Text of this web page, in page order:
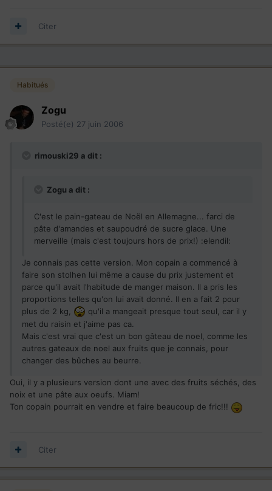
Citer
Habitués
Zogu
Posté(e) 27 juin 2006
rimouski29 a dit :
Zogu a dit :
C'est le pain-gateau de Noël en Allemagne... farci de
pâte d'amandes et saupoudré de sucre glace. Une
merveille (mais c'est toujours hors de prix!) :elendil:
Je connais pas cette version. Mon copain a commencé à
faire son stolhen lui même a cause du prix justement et
parce qu'il avait l'habitude de manger maison. Il a pris les
proportions telles qu'on lui avait donné. Il en a fait 2 pour
plus de 2 kg,
qu'il a mangeait presque tout seul, car il y
met du raisin et j'aime pas ca.
Mais c'est vrai que c'est un bon gâteau de noel, comme les
autres gateaux de noel aux fruits que je connais, pour
changer des bûches au beurre.
Oui, il y a plusieurs version dont une avec des fruits séchés, des
noix et une pâte aux oeufs. Miam!
Ton copain pourrait en vendre et faire beaucoup de fric!!!
Citer